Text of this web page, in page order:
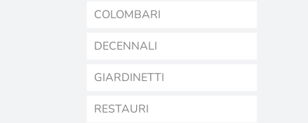
COLOMBARI
DECENNALI
GIARDINETTI
RESTAURI